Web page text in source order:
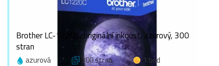
Brother LC-1220C, originální inkoust, azurový, 300
stran
azurová 300 stran
1 bod